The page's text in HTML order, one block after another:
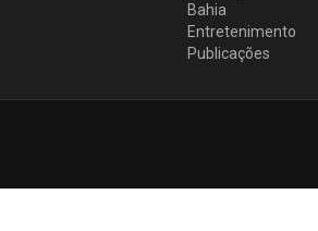
Bahia
Entretenimento
Publicações